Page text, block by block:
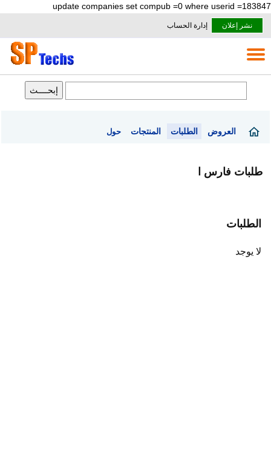
update companies set compub =0 where userid =183847
نشر إعلان إدارة الحساب
العروض الطلبات المنتجات حول
طلبات فارس ا
الطلبات
لا يوجد